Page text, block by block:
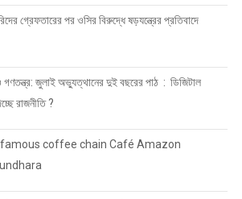
গ্রেফতারের পর ওসির বিরুদ্ধে ষড়যন্ত্রের প্রতিবাদে
গণতন্ত্র: জুলাই অভ্যুত্থানের দুই বছরের পাঠ : ডিজিটাল
রাজনীতি ?
famous coffee chain Café Amazon